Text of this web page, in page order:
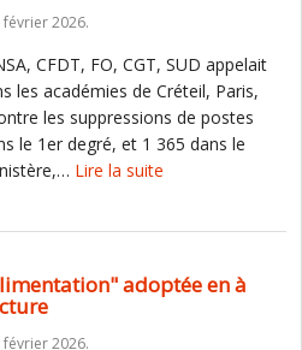
2026.
CFDT, FO, CGT, SUD appelait
les académies de Créteil, Paris,
les suppressions de postes
le 1er degré, et 1 365 dans le
Lire la suite
adoptée en à
2026.